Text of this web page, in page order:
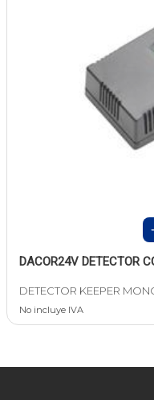
DACOR24V DETECTOR
DETECTOR KEEPER
No incluye IVA